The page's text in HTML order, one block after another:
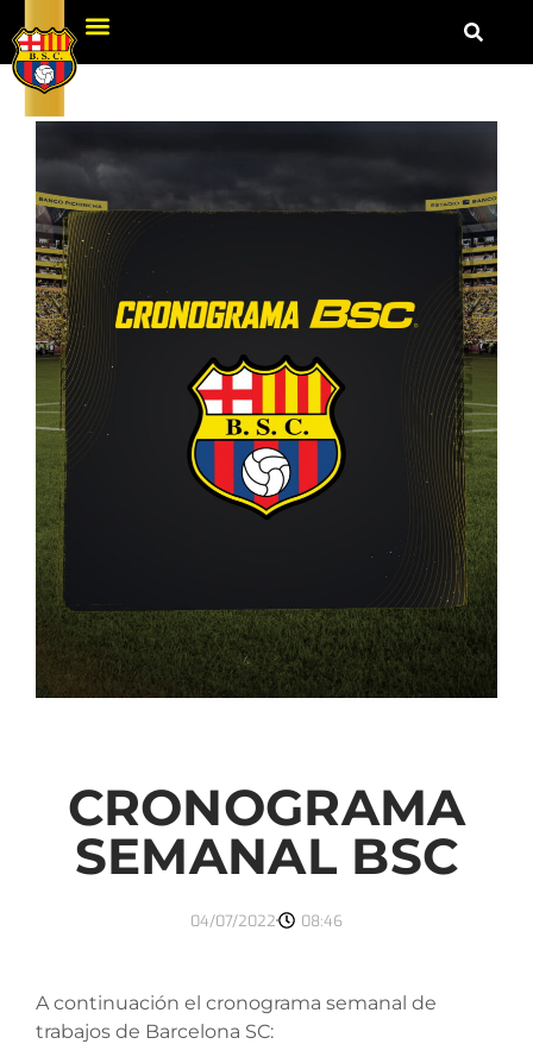
CRONOGRAMA
SEMANAL BSC
04/07/2022 08:46
A continuación el cronograma semanal de
trabajos de Barcelona SC: